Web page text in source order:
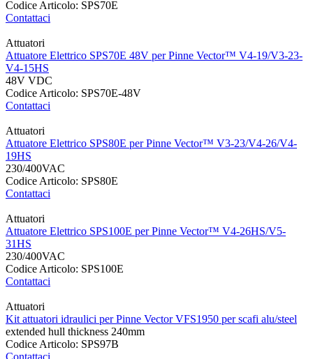
Codice Articolo: SPS70E
Contattaci
Attuatori
Attuatore Elettrico SPS70E 48V per Pinne Vector™ V4-19/V3-23-
V4-15HS
48V VDC
Codice Articolo: SPS70E-48V
Contattaci
Attuatori
Attuatore Elettrico SPS80E per Pinne Vector™ V3-23/V4-26/V4-
19HS
230/400VAC
Codice Articolo: SPS80E
Contattaci
Attuatori
Attuatore Elettrico SPS100E per Pinne Vector™ V4-26HS/V5-
31HS
230/400VAC
Codice Articolo: SPS100E
Contattaci
Attuatori
Kit attuatori idraulici per Pinne Vector VFS1950 per scafi alu/steel
extended hull thickness 240mm
Codice Articolo: SPS97B
Contattaci